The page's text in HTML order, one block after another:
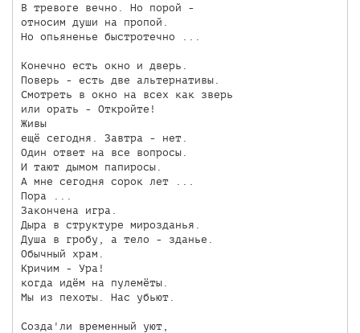
В тревоге вечно. Но порой -
относим души на пропой.
Но опьяненье быстротечно ...
Конечно есть окно и дверь.
Поверь - есть две альтернативы.
Смотреть в окно на всех как зверь
или орать - Откройте!
Живы
ещё сегодня. Завтра - нет.
Один ответ на все вопросы.
И тают дымом папиросы.
А мне сегодня сорок лет ...
Пора ...
Закончена игра.
Дыра в структуре мирозданья.
Душа в гробу, а тело - зданье.
Обычный храм.
Кричим - Ура!
когда идём на пулемёты.
Мы из пехоты. Нас убьют.
Созда'ли временный уют,